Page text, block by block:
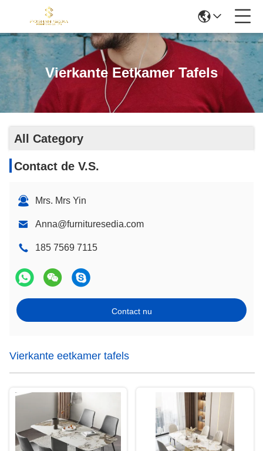
Vierkante Eetkamer Tafels
All Category
Contact de V.S.
Mrs. Mrs Yin
Anna@furnituresedia.com
185 7569 7115
Contact nu
Vierkante eetkamer tafels